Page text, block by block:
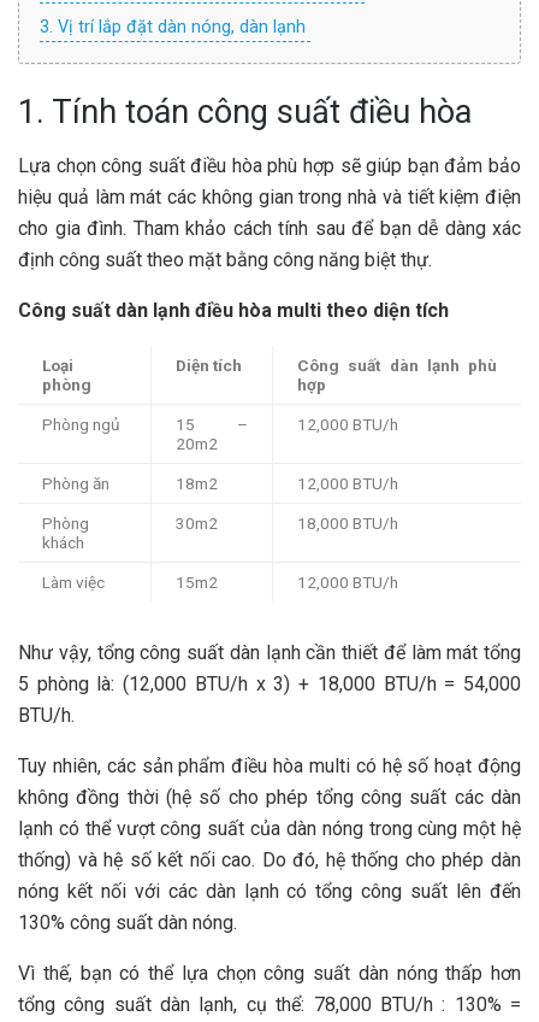
3. Vị trí lắp đặt dàn nóng, dàn lạnh
1. Tính toán công suất điều hòa
Lựa chọn công suất điều hòa phù hợp sẽ giúp bạn đảm bảo
hiệu quả làm mát các không gian trong nhà và tiết kiệm điện
cho gia đình. Tham khảo cách tính sau để bạn dễ dàng xác
định công suất theo mặt bằng công năng biệt thự.
Công suất dàn lạnh điều hòa multi theo diện tích
Loại
phòng
Diện tích
Công suất dàn lạnh phù
hợp
Phòng ngủ
15 –
20m2
12,000 BTU/h
Phòng ăn 18m2 12,000 BTU/h
Phòng
khách
30m2 18,000 BTU/h
Làm việc 15m2 12,000 BTU/h
Như vậy, tổng công suất dàn lạnh cần thiết để làm mát tổng
5 phòng là: (12,000 BTU/h x 3) + 18,000 BTU/h = 54,000
BTU/h.
Tuy nhiên, các sản phẩm điều hòa multi có hệ số hoạt động
không đồng thời (hệ số cho phép tổng công suất các dàn
lạnh có thể vượt công suất của dàn nóng trong cùng một hệ
thống) và hệ số kết nối cao. Do đó, hệ thống cho phép dàn
nóng kết nối với các dàn lạnh có tổng công suất lên đến
130% công suất dàn nóng.
Vì thế, bạn có thể lựa chọn công suất dàn nóng thấp hơn
tổng công suất dàn lạnh, cụ thể: 78,000 BTU/h : 130% =